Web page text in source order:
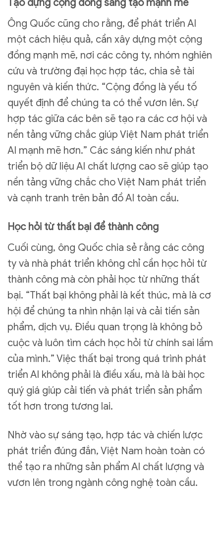
Tạo dựng cộng đồng sáng tạo mạnh mẽ
Ông Quốc cũng cho rằng, để phát triển AI
một cách hiệu quả, cần xây dựng một cộng
đồng mạnh mẽ, nơi các công ty, nhóm nghiên
cứu và trường đại học hợp tác, chia sẻ tài
nguyên và kiến thức. “Cộng đồng là yếu tố
quyết định để chúng ta có thể vươn lên. Sự
hợp tác giữa các bên sẽ tạo ra các cơ hội và
nền tảng vững chắc giúp Việt Nam phát triển
AI mạnh mẽ hơn.” Các sáng kiến như phát
triển bộ dữ liệu AI chất lượng cao sẽ giúp tạo
nền tảng vững chắc cho Việt Nam phát triển
và cạnh tranh trên bản đồ AI toàn cầu.
Học hỏi từ thất bại để thành công
Cuối cùng, ông Quốc chia sẻ rằng các công
ty và nhà phát triển không chỉ cần học hỏi từ
thành công mà còn phải học từ những thất
bại. “Thất bại không phải là kết thúc, mà là cơ
hội để chúng ta nhìn nhận lại và cải tiến sản
phẩm, dịch vụ. Điều quan trọng là không bỏ
cuộc và luôn tìm cách học hỏi từ chính sai lầm
của mình.” Việc thất bại trong quá trình phát
triển AI không phải là điều xấu, mà là bài học
quý giá giúp cải tiến và phát triển sản phẩm
tốt hơn trong tương lai.
Nhờ vào sự sáng tạo, hợp tác và chiến lược
phát triển đúng đắn, Việt Nam hoàn toàn có
thể tạo ra những sản phẩm AI chất lượng và
vươn lên trong ngành công nghệ toàn cầu.